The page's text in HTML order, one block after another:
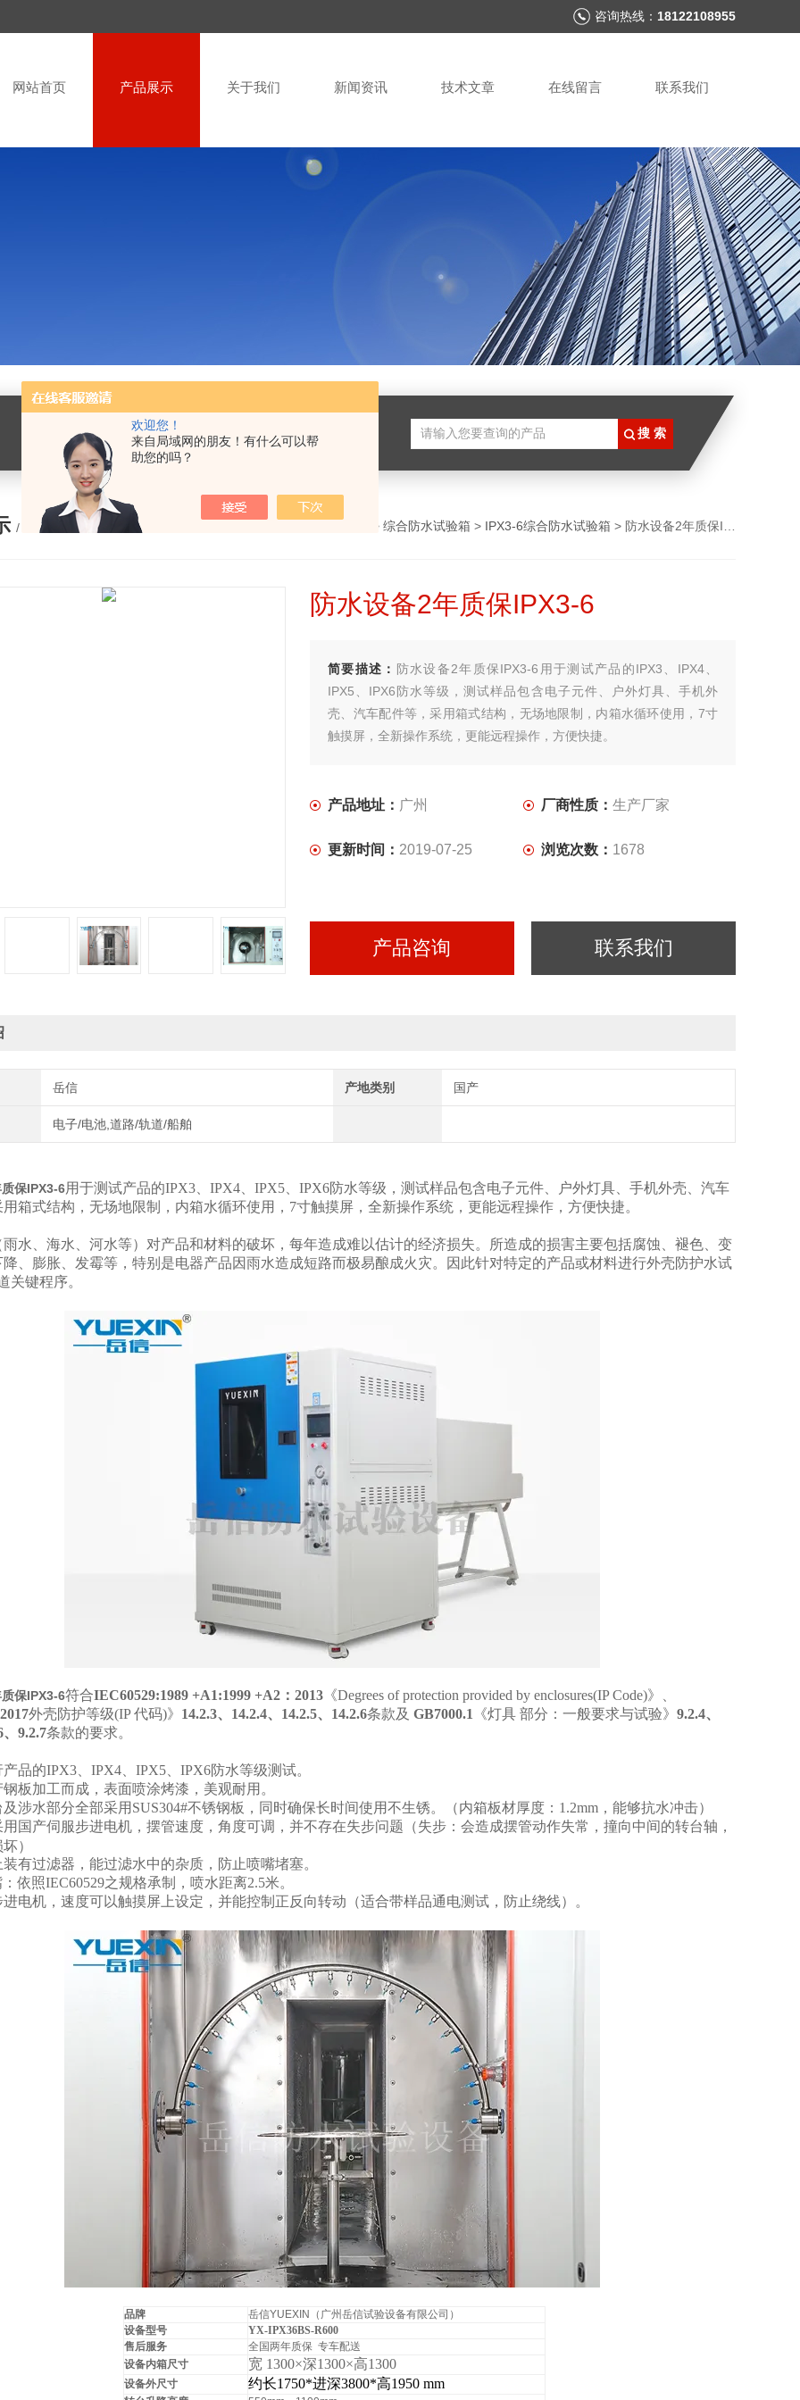
欢迎您！
来自局域网的朋友！有什么可以帮
助您的吗？
咨询热线： 18122108955
网站首页 产品展示 关于我们 新闻资讯 技术文章 在线留言 联系我们
/ PRODUCTS > 综合防水试验箱 > IPX3-6综合防水试验箱 > 防水设备2年质保IPX3-6
防水设备2年质保IPX3-6
简要描述： 防水设备2年质保IPX3-6用于测试产品的IPX3、IPX4、
IPX5、IPX6防水等级，测试样品包含电子元件、户外灯具、手机外
壳、汽车配件等，采用箱式结构，无场地限制，内箱水循环使用，7寸
触摸屏，全新操作系统，更能远程操作，方便快捷。
产品地址： 广州 厂商性质： 生产厂家
更新时间： 2019-07-25 浏览次数： 1678
产品咨询 联系我们
岳信 产地类别 国产
电子/电池,道路/轨道/船舶
保IPX3-6用于测试产品的IPX3、IPX4、IPX5、IPX6防水等级，测试样品包含电子元件、户外灯具、手机外壳、汽车
箱式结构，无场地限制，内箱水循环使用，7寸触摸屏，全新操作系统，更能远程操作，方便快捷。
水、海水、河水等）对产品和材料的破坏，每年造成难以估计的经济损失。所造成的损害主要包括腐蚀、褪色、变
、膨胀、发霉等，特别是电器产品因雨水造成短路而极易酿成火灾。因此针对特定的产品或材料进行外壳防护水试
关键程序。
保IPX3-6符合IEC60529:1989 +A1:1999 +A2 ：2013 《Degrees of protection provided by enclosures(IP Code)》、
外壳防护等级(IP 代码)》 14.2.3、14.2.4、14.2.5、14.2.6条款及 GB7000.1 《灯具 部分：一般要求与试验》 9.2.4、
、9.2.7条款的要求。
品的IPX3、IPX4、IPX5、IPX6防水等级测试。
板加工而成，表面喷涂烤漆，美观耐用。
涉水部分全部采用SUS304#不锈钢板，同时确保长时间使用不生锈。（内箱板材厚度：1.2mm，能够抗水冲击）
国产伺服步进电机，摆管速度，角度可调，并不存在失步问题（失步：会造成摆管动作失常，撞向中间的转台轴，
）
有过滤器，能过滤水中的杂质，防止喷嘴堵塞。
依照IEC60529之规格承制，喷水距离2.5米。
电机，速度可以触摸屏上设定，并能控制正反向转动（适合带样品通电测试，防止绕线）。
品牌
岳信YUEXIN（广州岳信试验设备有限公司）
设备型号
YX-IPX36BS-R600
售后服务
全国两年质保 专车配送
设备内箱尺寸
宽 1300×深1300×高1300
设备外尺寸 约长1750*进深3800*高1950 mm